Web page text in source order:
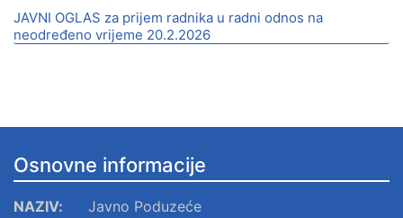
JAVNI OGLAS za prijem radnika u radni odnos na
neodređeno vrijeme 20.2.2026
Osnovne informacije
NAZIV:
Javno Poduzeće